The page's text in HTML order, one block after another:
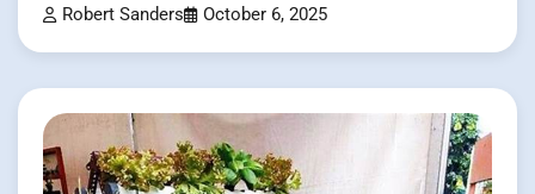
Robert Sanders October 6, 2025